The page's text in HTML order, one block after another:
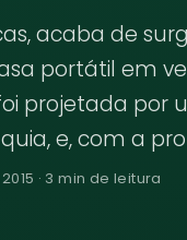
acaba de
portátil em
projetada por
e, com a
· 3 min de leitura